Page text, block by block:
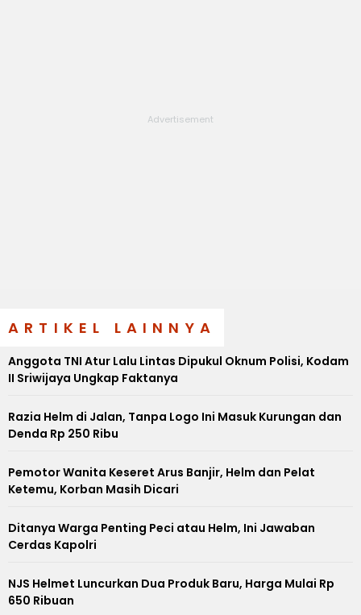
ARTIKEL LAINNYA
Anggota TNI Atur Lalu Lintas Dipukul Oknum Polisi, Kodam
II Sriwijaya Ungkap Faktanya
Razia Helm di Jalan, Tanpa Logo Ini Masuk Kurungan dan
Denda Rp 250 Ribu
Pemotor Wanita Keseret Arus Banjir, Helm dan Pelat
Ketemu, Korban Masih Dicari
Ditanya Warga Penting Peci atau Helm, Ini Jawaban
Cerdas Kapolri
NJS Helmet Luncurkan Dua Produk Baru, Harga Mulai Rp
650 Ribuan